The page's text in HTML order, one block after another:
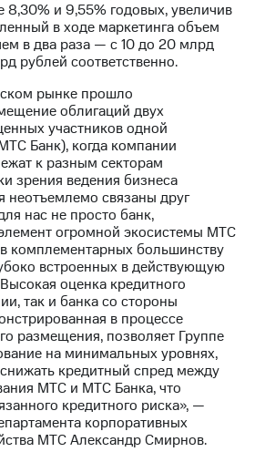
2023
8,30% и 9,55% годовых, увеличив
в ходе маркетинга объем
в два раза — с 10 до 20 млрд
рублей соответственно.
рынке прошло
облигаций двух
участников одной
Банк), когда компании
к разным секторам
зрения ведения бизнеса
неотъемлемо связаны друг
нас не просто банк,
огромной экосистемы МТС
комплементарных большинству
встроенных в действующую
оценка кредитного
так и банка со стороны
в процессе
размещения, позволяет Группе
на минимальных уровнях,
кредитный спред между
МТС и МТС Банка, что
кредитного риска», —
корпоративных
МТС Александр Смирнов.